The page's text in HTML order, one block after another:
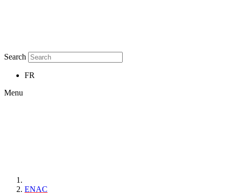
Search
FR
Menu
ENAC